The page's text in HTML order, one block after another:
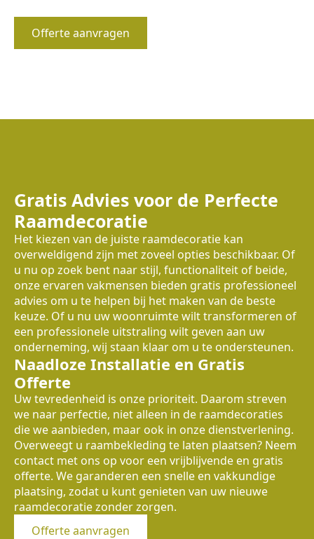
Offerte aanvragen
Gratis Advies voor de Perfecte
Raamdecoratie
Het kiezen van de juiste raamdecoratie kan
overweldigend zijn met zoveel opties beschikbaar. Of
u nu op zoek bent naar stijl, functionaliteit of beide,
onze ervaren vakmensen bieden gratis professioneel
advies om u te helpen bij het maken van de beste
keuze. Of u nu uw woonruimte wilt transformeren of
een professionele uitstraling wilt geven aan uw
onderneming, wij staan klaar om u te ondersteunen.
Naadloze Installatie en Gratis
Offerte
Uw tevredenheid is onze prioriteit. Daarom streven
we naar perfectie, niet alleen in de raamdecoraties
die we aanbieden, maar ook in onze dienstverlening.
Overweegt u raambekleding te laten plaatsen? Neem
contact met ons op voor een vrijblijvende en gratis
offerte. We garanderen een snelle en vakkundige
plaatsing, zodat u kunt genieten van uw nieuwe
raamdecoratie zonder zorgen.
Offerte aanvragen